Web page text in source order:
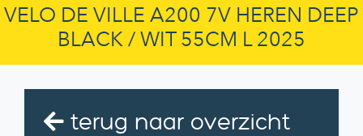
VELO DE VILLE A200 7V HEREN DEEP
BLACK / WIT 55CM L 2025
terug naar overzicht